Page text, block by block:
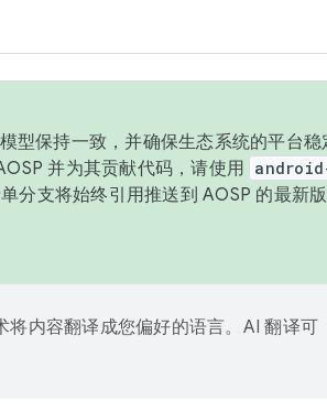
型保持一致，并确保生态系统的平台
并为其贡献代码，请使用
分支将始终引用推送到 AOSP 的最新
内容翻译成您偏好的语言。AI 翻译可